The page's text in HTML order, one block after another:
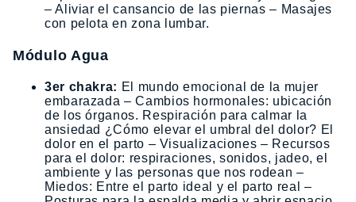
– Aliviar el cansancio de las piernas – Masajes
con pelota en zona lumbar.
Módulo Agua
3er chakra: El mundo emocional de la mujer
embarazada – Cambios hormonales: ubicación
de los órganos. Respiración para calmar la
ansiedad ¿Cómo elevar el umbral del dolor? El
dolor en el parto – Visualizaciones – Recursos
para el dolor: respiraciones, sonidos, jadeo, el
ambiente y las personas que nos rodean –
Miedos: Entre el parto ideal y el parto real –